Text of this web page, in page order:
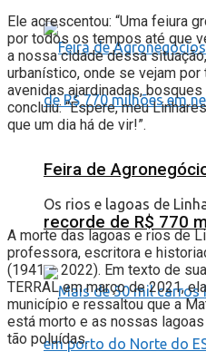
Feira de
recorde de R$ 770
Ele acrescentou: “Uma feiura
por todos os tempos até que
a nossa cidade dessa
urbanístico, onde se vejam
avenidas ajardinadas,
concluiu: “Espere, meu
que um dia há de vir!”.
Os rios e lagoas de
A morte das lagoas e rios de
professora, escritora e
(1941 – 2022). Em texto de
TERRAL em março de 2021,
município e ressaltou que a
está morto e as nossas
tão poluídas.